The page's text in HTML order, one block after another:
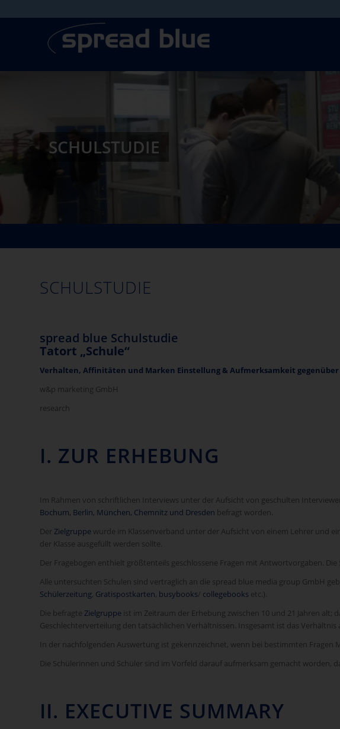
SCHULSTUDIE
SCHULSTUDIE
spread blue Schulstudie
Tatort „Schule“
Verhalten, Affinitäten und Marken Einstellung & Aufmerksamkeit gegenüber
w&p marketing GmbH
research
I. ZUR ERHEBUNG
Im Rahmen von schriftlichen Interviews unter der Aufsicht von geschulten
Bochum, Berlin, München, Chemnitz und Dresden befragt worden.
Der Zielgruppe wurde im Klassenverband unter der Aufsicht von einem Lehrer und
der Klasse ausgefüllt werden sollte.
Der Fragebogen enthielt größtenteils geschlossene Fragen mit Antwortvorgaben.
Alle untersuchten Schulen sind vertraglich an die spread blue media group GmbH
Schülerzeitung, Gratispostkarten, busybooks/ collegebooks etc.).
Die befragte Zielgruppe ist im Zeitraum der Erhebung zwischen 10 und 21 Jahren
Geschlechterverteilung den tatsächlichen Verhältnissen. Insgesamt ist das
In der nachfolgenden Auswertung ist gekennzeichnet, wenn bei bestimmten
Die Schülerinnen und Schüler sind im Vorfeld darauf aufmerksam gemacht
II. EXECUTIVE SUMMARY